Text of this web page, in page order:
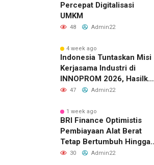
Percepat Digitalisasi
UMKM
48 Admin22
4 week ago
Indonesia Tuntaskan Misi
Kerjasama Industri di
INNOPROM 2026, Hasilkan
Belasan Kerja Sama
47 Admin22
1 week ago
BRI Finance Optimistis
Pembiayaan Alat Berat
Tetap Bertumbuh Hingga
Akhir 2026
30 Admin22